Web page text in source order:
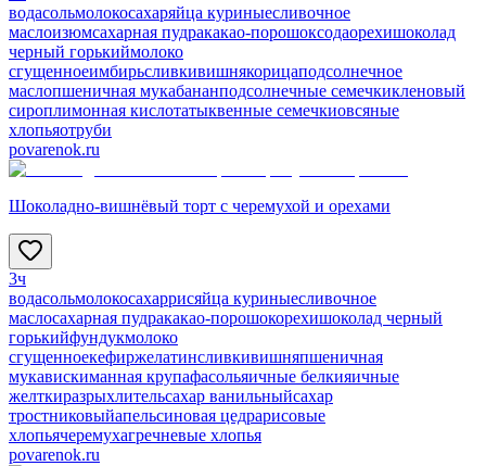
водасольмолокосахаряйца куриныесливочное
маслоизюмсахарная пудракакао-порошоксодаорехишоколад
черный горькиймолоко
сгущенноеимбирьсливкивишнякорицаподсолнечное
маслопшеничная мукабананподсолнечные семечкикленовый
сироплимонная кислотатыквенные семечкиовсяные
хлопьяотруби
povarenok.ru
Шоколадно-вишнёвый торт с черемухой и орехами
3ч
водасольмолокосахаррисяйца куриныесливочное
маслосахарная пудракакао-порошокорехишоколад черный
горькийфундукмолоко
сгущенноекефиржелатинсливкивишняпшеничная
мукавискиманная крупафасольяичные белкияичные
желткиразрыхлительсахар ванильныйсахар
тростниковыйапельсиновая цедрарисовые
хлопьячеремухагречневые хлопья
povarenok.ru